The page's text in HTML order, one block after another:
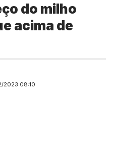
do milho
acima de
2023 08:10